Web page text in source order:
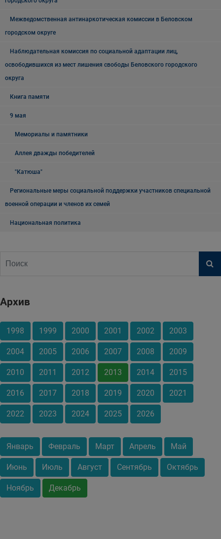
Межведомственная антинаркотическая комиссии в Беловском
городском округе
Наблюдательная комиссия по социальной адаптации лиц,
освободившихся из мест лишения свободы Беловского городского
округа
Книга памяти
9 мая
Мемориалы и памятники
Аллея дважды победителей
"Катюша"
Региональные меры социальной поддержки участников специальной
военной операции и членов их семей
Национальная политика
Архив
1998 1999 2000 2001 2002 2003
2004 2005 2006 2007 2008 2009
2010 2011 2012 2013 2014 2015
2016 2017 2018 2019 2020 2021
2022 2023 2024 2025 2026
Январь Февраль Март Апрель Май
Июнь Июль Август Сентябрь Октябрь
Ноябрь Декабрь